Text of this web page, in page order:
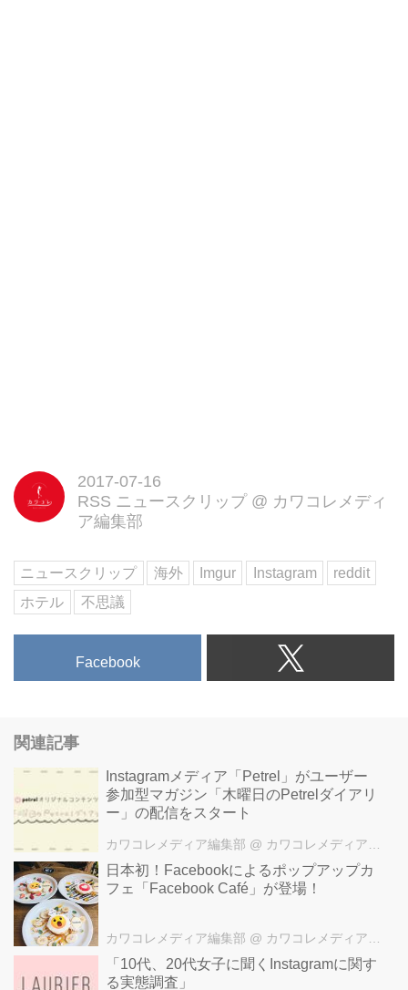
2017-07-16
RSS ニュースクリップ @ カワコレメディ
ア編集部
ニュースクリップ 海外 Imgur Instagram
reddit
ホテル
不思議
Facebook
関連記事
Instagramメディア「Petrel」がユーザー
参加型マガジン「木曜日のPetrelダイアリ
ー」の配信をスタート
カワコレメディア編集部 @ カワコレメディア編集部
⽇本初！Facebookによるポップアップカ
フェ「Facebook Café」が登場！
カワコレメディア編集部 @ カワコレメディア編集部
「10代、20代女子に聞くInstagramに関す
る実態調査」